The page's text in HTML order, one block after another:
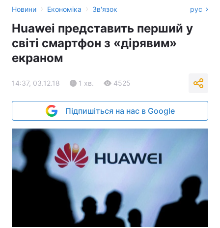
Новини › Економіка › Зв'язок рус
Huawei представить перший у
світі смартфон з «дірявим»
екраном
14:37, 03.12.18 1 хв. 4525
Підпишіться на нас в Google